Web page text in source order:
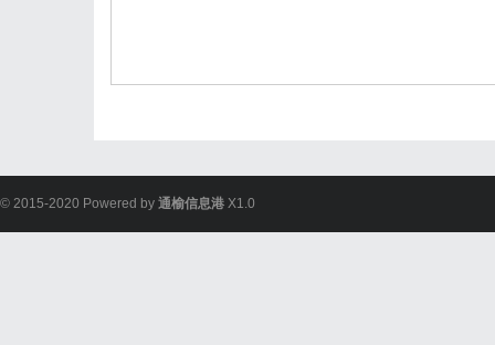
© 2015-2020 Powered by 通榆信息港 X1.0